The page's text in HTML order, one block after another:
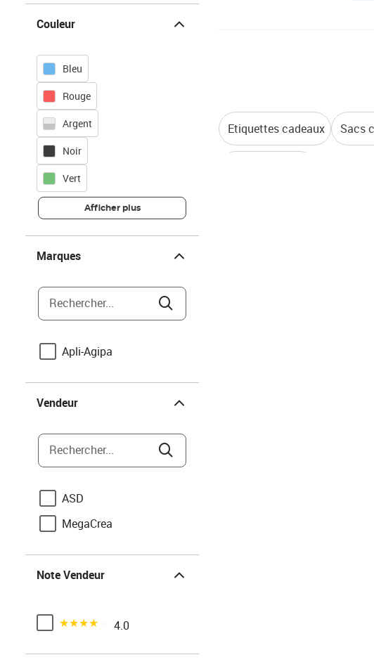
Couleur
Bleu
Rouge
Argent
Noir
Vert
Afficher plus
Marques
Rechercher...
Apli-Agipa
Vendeur
Rechercher...
ASD
MegaCrea
Note Vendeur
Noté 4 sur 54.0
Etiquettes cadeaux Sacs